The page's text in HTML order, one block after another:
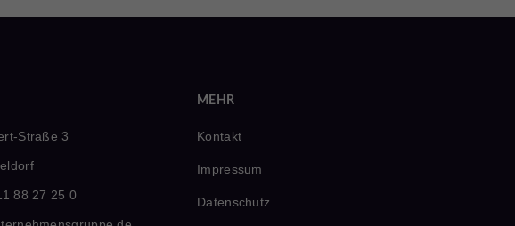
Straße 3
88 27 25 0
MEHR
Kontakt
Impressum
Datenschutz